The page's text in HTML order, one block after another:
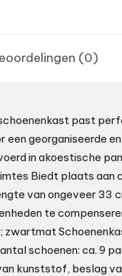
(0)
past
een georganiseerde
in akoestische
Biedt plaats aan
van ongeveer 33
te
zwartmat
schoenen: ca. 9
kunststof, beslag